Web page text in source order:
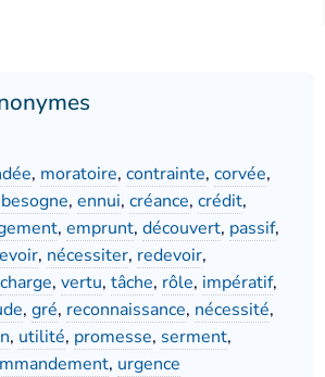
, moratoire, contrainte, corvée,
besogne, ennui, créance, crédit,
, emprunt, découvert, passif,
, nécessiter, redevoir,
charge, vertu, tâche, rôle, impératif,
, gré, reconnaissance, nécessité,
, utilité, promesse, serment,
, urgence